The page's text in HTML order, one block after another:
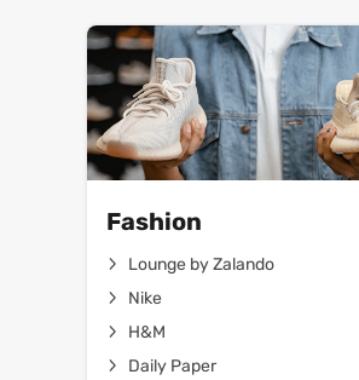
Fashion
Lounge by Zalando
Nike
H&M
Daily Paper